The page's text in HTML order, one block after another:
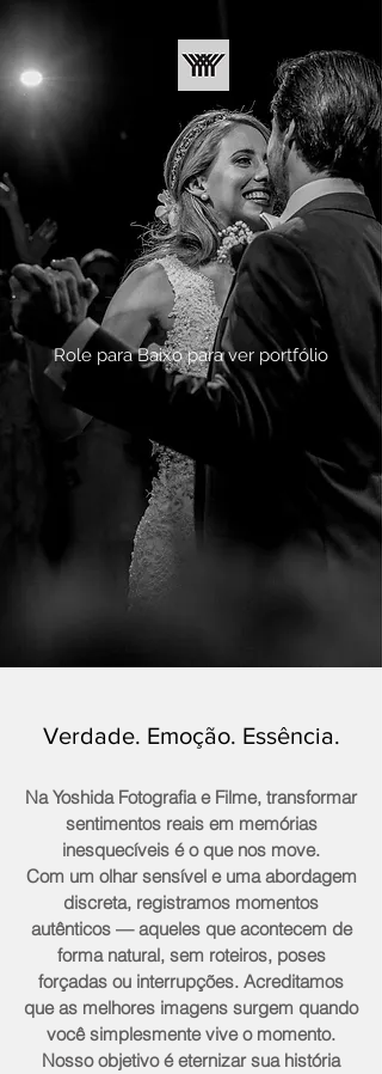
Role para Baixo para ver portfólio
Verdade. Emoção. Essência.
Na Yoshida Fotografia e Filme, transformar
sentimentos reais em memórias
inesquecíveis é o que nos move.
Com um olhar sensível e uma abordagem
discreta, registramos momentos
autênticos — aqueles que acontecem de
forma natural, sem roteiros, poses
forçadas ou interrupções. Acreditamos
que as melhores imagens surgem quando
você simplesmente vive o momento.
Nosso objetivo é eternizar sua história